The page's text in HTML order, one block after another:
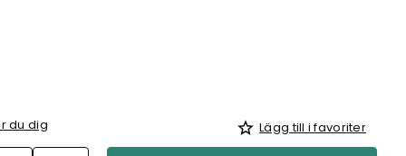
du dig Lägg till i favoriter